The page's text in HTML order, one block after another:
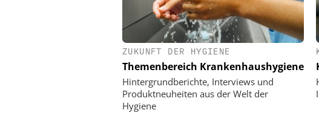
ZUKUNFT DER HYGIENE
Themenbereich Krankenhaushygiene
Hintergrundberichte, Interviews und
Produktneuheiten aus der Welt der
Hygiene
EASY SOFTWARE AG
Digitalisierung im
Personalmanagement: Von
Ordnung zur KI-fähigen